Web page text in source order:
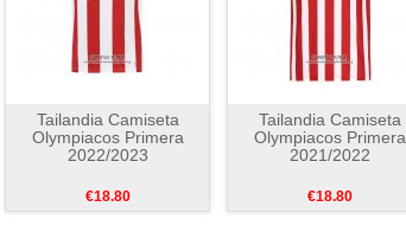
Tailandia Camiseta
Olympiacos Primera
2022/2023
€18.80
Tailandia Camiseta
Olympiacos Primera
2021/2022
€18.80